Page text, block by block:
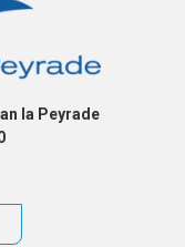
la Peyrade